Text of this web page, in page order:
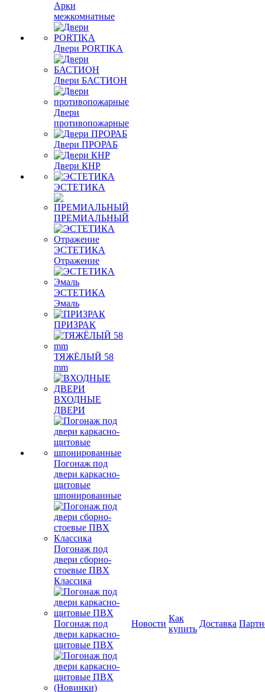
Арки
межкомнатные
Двери PORTIKA
Двери БАСТИОН
Двери
противопожарные
Двери ПРОРАБ
Двери КНР
ЭСТЕТИКА
ПРЕМИАЛЬНЫЙ
ЭСТЕТИКА
Отражение
ЭСТЕТИКА
Эмаль
ПРИЗРАК
ТЯЖЁЛЫЙ 58
mm
ВХОДНЫЕ
ДВЕРИ
Погонаж под
двери каркасно-
щитовые
шпонированные
Погонаж под
двери сборно-
стоевые ПВХ
Классика
Погонаж под
двери каркасно-
щитовые ПВХ
Новости
Как
купить
Доставка